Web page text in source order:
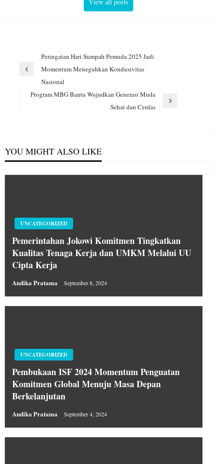
Navigasi
pos
Previous
Peringatan Hari Sumpah Pemuda 2025 Jadi
Momentum Meneguhkan Kondusivitas
Nasional
Program MBG Bantu Wujudkan Generasi Muda
Sehat dan Cerdas
YOU MIGHT ALSO LIKE
UNCATEGORIZED
Pemerintahan Jokowi Komitmen Tingkatkan
Kualitas Tenaga Kerja dan UMKM Melalui UU
Cipta Kerja
Andika Pratama September 8, 2024
UNCATEGORIZED
Pembukaan ISF 2024 Momentum Penguatan
Komitmen Global Menuju Masa Depan
Berkelanjutan
Andika Pratama September 4, 2024